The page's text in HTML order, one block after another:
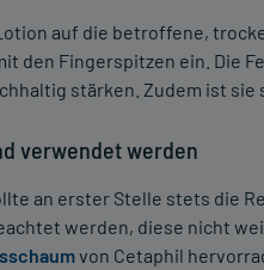
auf die betroffene,
den Fingerspitzen ein. Die
stärken. Zudem ist sie
verwendet werden
an erster Stelle stets die
werden, diese nicht
von Cetaphil